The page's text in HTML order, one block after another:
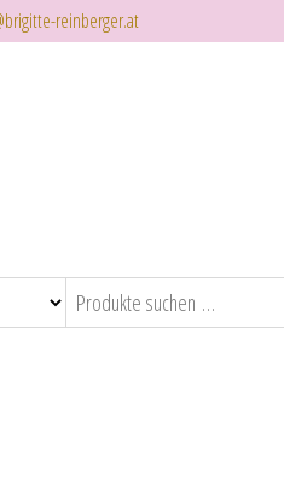
reinberger.at